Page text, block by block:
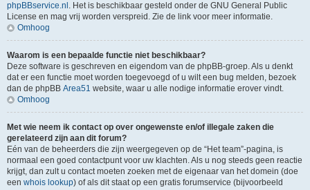
phpBBservice.nl . Het is beschikbaar gesteld onder de GNU General Public
License en mag vrij worden verspreid. Zie de link voor meer informatie.
Omhoog
Waarom is een bepaalde functie niet beschikbaar?
Deze software is geschreven en eigendom van de phpBB-groep. Als u denkt
dat er een functie moet worden toegevoegd of u wilt een bug melden, bezoek
dan de phpBB Area51 website, waar u alle nodige informatie erover vindt.
Omhoog
Met wie neem ik contact op over ongewenste en/of illegale zaken die
gerelateerd zijn aan dit forum?
Eén van de beheerders die zijn weergegeven op de “Het team”-pagina, is
normaal een goed contactpunt voor uw klachten. Als u nog steeds geen reactie
krijgt, dan zult u contact moeten zoeken met de eigenaar van het domein (doe
een whois lookup) of als dit staat op een gratis forumservice (bijvoorbeeld